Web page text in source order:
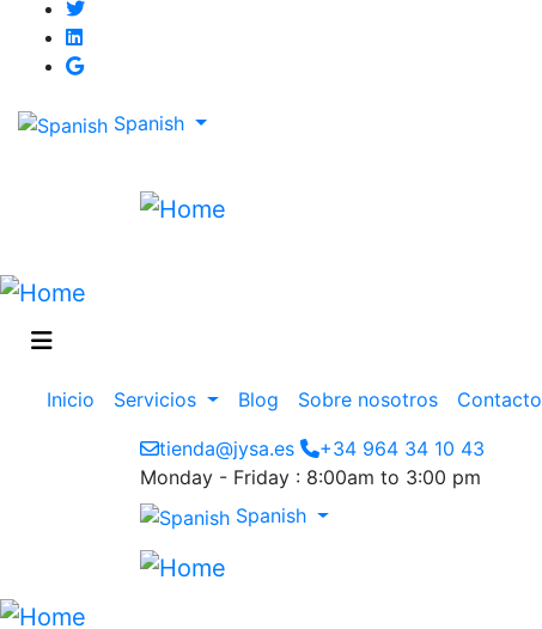
Spanish
Main
navigation
Inicio Servicios Blog Sobre nosotros Contacto
tienda@jysa.es
+34 964 34 10 43
Monday - Friday : 8:00am to 3:00 pm
Spanish